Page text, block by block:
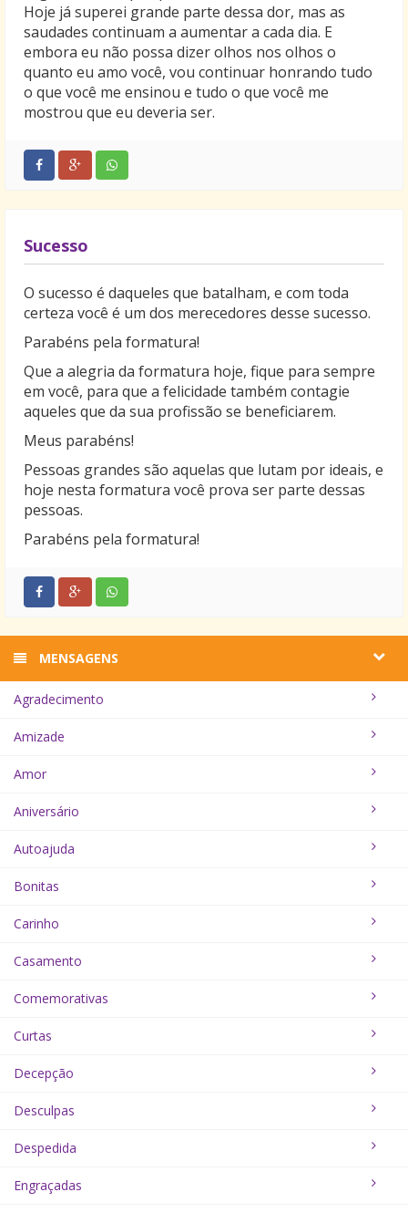
Hoje já superei grande parte dessa dor, mas as
saudades continuam a aumentar a cada dia. E
embora eu não possa dizer olhos nos olhos o
quanto eu amo você, vou continuar honrando tudo
o que você me ensinou e tudo o que você me
mostrou que eu deveria ser.
Sucesso
O sucesso é daqueles que batalham, e com toda
certeza você é um dos merecedores desse sucesso.
Parabéns pela formatura!
Que a alegria da formatura hoje, fique para sempre
em você, para que a felicidade também contagie
aqueles que da sua profissão se beneficiarem.
Meus parabéns!
Pessoas grandes são aquelas que lutam por ideais, e
hoje nesta formatura você prova ser parte dessas
pessoas.
Parabéns pela formatura!
MENSAGENS
Agradecimento
Amizade
Amor
Aniversário
Autoajuda
Bonitas
Carinho
Casamento
Comemorativas
Curtas
Decepção
Desculpas
Despedida
Engraçadas